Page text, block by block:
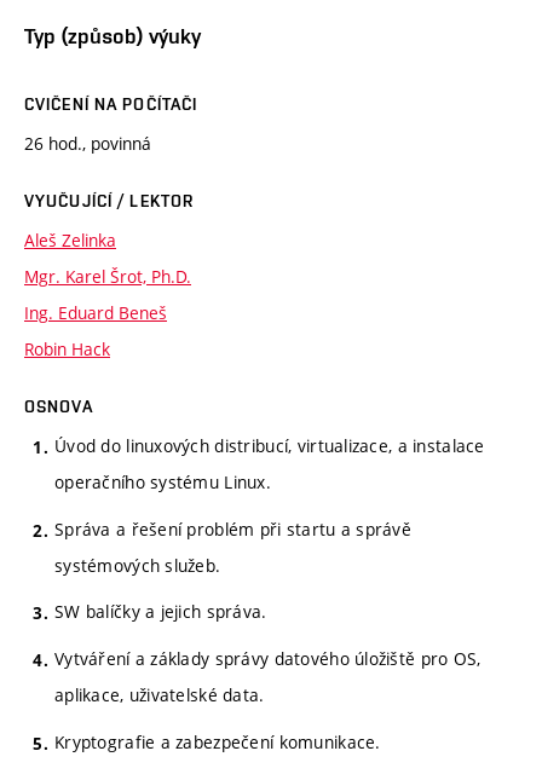
Typ (způsob) výuky
CVIČENÍ NA POČÍTAČI
26 hod., povinná
VYUČUJÍCÍ / LEKTOR
Aleš Zelinka
Mgr. Karel Šrot, Ph.D.
Ing. Eduard Beneš
Robin Hack
OSNOVA
Úvod do linuxových distribucí, virtualizace, a instalace
operačního systému Linux.
Správa a řešení problém při startu a správě
systémových služeb.
SW balíčky a jejich správa.
Vytváření a základy správy datového úložiště pro OS,
aplikace, uživatelské data.
Kryptografie a zabezpečení komunikace.